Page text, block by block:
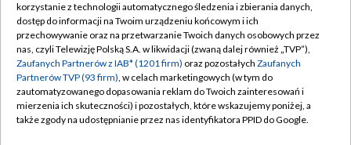
TVP
Abonament TVP
Emisja w TVP
Centrum informacji TVP
Naziemna Telewizja Cyfrowa
Regulamin TVP
Polityka prywatności
Moje zgody
Pomoc
korzystanie z technologii automatycznego śledzenia i zbierania danych,
dostęp do informacji na Twoim urządzeniu końcowym i ich
przechowywanie oraz na przetwarzanie Twoich danych osobowych przez
nas, czyli Telewizję Polską S.A. w likwidacji (zwaną dalej również „TVP”),
Zaufanych Partnerów z IAB* (1201 firm) oraz pozostałych Zaufanych
Partnerów TVP (93 firm), w celach marketingowych (w tym do
zautomatyzowanego dopasowania reklam do Twoich zainteresowań i
mierzenia ich skuteczności) i pozostałych, które wskazujemy poniżej, a
także zgody na udostępnianie przez nas identyfikatora PPID do Google.